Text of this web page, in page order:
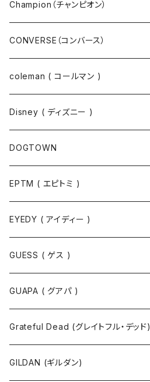
ニット
ジャケット
コート
ポロシャツ
パンツ
Champion（チャンピオン）
スウェットパンツ
パーカー
スウェット
Tシャツ
CONVERSE（コンバース）
coleman ( コールマン )
Disney ( ディズニー )
DOGTOWN
EPTM ( エピトミ )
EYEDY ( アイディー )
Tシャツ
半袖Tシャツ
長袖Tシャツ
ポロシャツ
シャツ
スウェット
GUESS ( ゲス )
ジャケット
GUAPA ( グアパ )
Grateful Dead (グレイトフル・デッド)
GILDAN (ギルダン)